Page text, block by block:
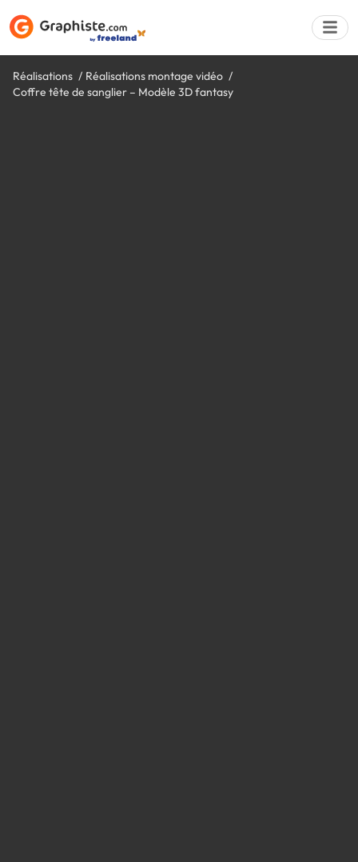
Réalisations
Réalisations montage vidéo
Coffre tête de sanglier – Modèle 3D fantasy